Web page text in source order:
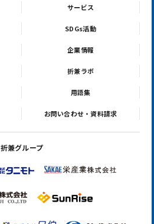
サービス
SDGs活動
企業情報
折兼ラボ
用語集
お問い合わせ・資料請求
折兼グループ